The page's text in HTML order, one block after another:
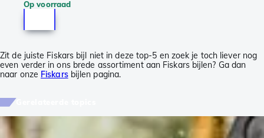
Op voorraad
Zit de juiste Fiskars bijl niet in deze top-5 en zoek je toch liever nog
even verder in ons brede assortiment aan Fiskars bijlen? Ga dan
naar onze Fiskarsbijlen pagina.